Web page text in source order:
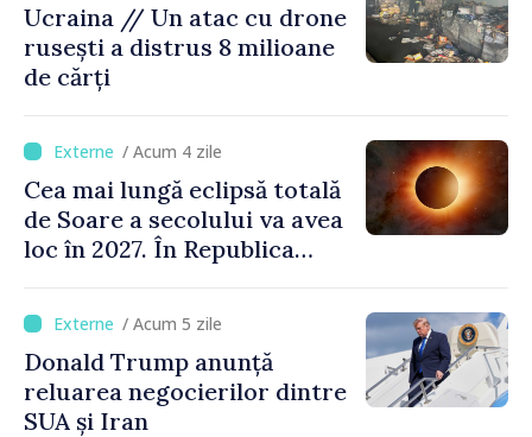
Ucraina // Un atac cu drone
rusești a distrus 8 milioane
de cărți
/ Acum 4 zile
Cea mai lungă eclipsă totală
de Soare a secolului va avea
loc în 2027. În Republica
acoperit în proporție de
până la 44%/ Acum 5 zile
Donald Trump anunță
reluarea negocierilor dintre
SUA și Iran